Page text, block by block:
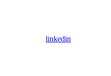
linkedin